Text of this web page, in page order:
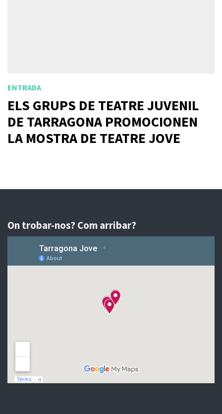
ENTRADA
ELS GRUPS DE TEATRE JUVENIL
DE TARRAGONA PROMOCIONEN
LA MOSTRA DE TEATRE JOVE
On trobar-nos? Com arribar?